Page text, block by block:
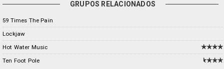
GRUPOS RELACIONADOS
59 Times The Pain
Lockjaw
Hot Water Music
Ten Foot Pole